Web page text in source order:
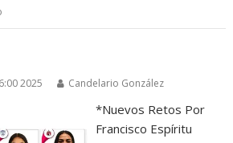
2025 Candelario González
*Nuevos Retos Por
Francisco Espíritu